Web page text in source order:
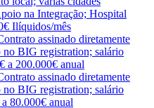
na Integração; Hospital
Ilíquidos/mês
assinado diretamente
no BIG registration; salário
a 200.000€ anual
assinado diretamente
no BIG registration; salário
80.000€ anual